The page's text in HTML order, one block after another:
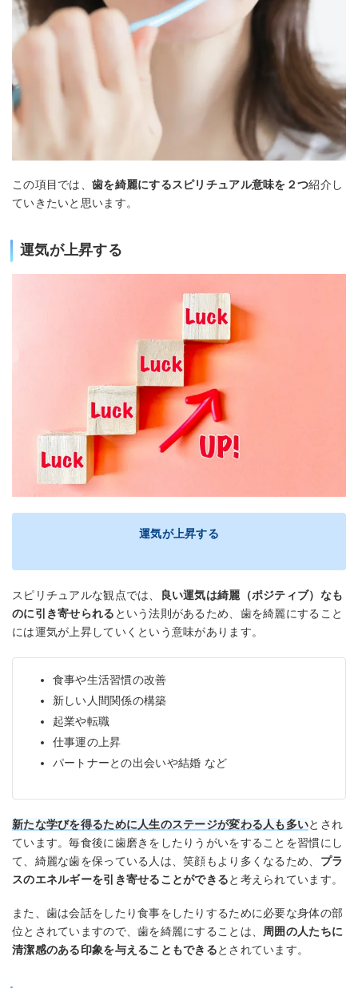
この項目では、 歯を綺麗にするスピリチュアル意味を２つ紹介し
ていきたいと思います。
運気が上昇する
運気が上昇する
スピリチュアルな観点では、
良い運気は綺麗（ポジティブ）なも
のに引き寄せられる という法則があるため、歯を綺麗にすること
には運気が上昇していくという意味があります。
食事や生活習慣の改善
新しい人間関係の構築
起業や転職
仕事運の上昇
パートナーとの出会いや結婚 など
新たな学びを得るために人生のステージが変わる人も多いとされ
ています。毎食後に歯磨きをしたりうがいをすることを習慣にし
て、綺麗な歯を保っている人は、笑顔もより多くなるため、 プラ
スのエネルギーを引き寄せることができると考えられています。
また、歯は会話をしたり食事をしたりするために必要な身体の部
位とされていますので、歯を綺麗にすることは、 周囲の人たちに
清潔感のある印象を与えることもできるとされています。